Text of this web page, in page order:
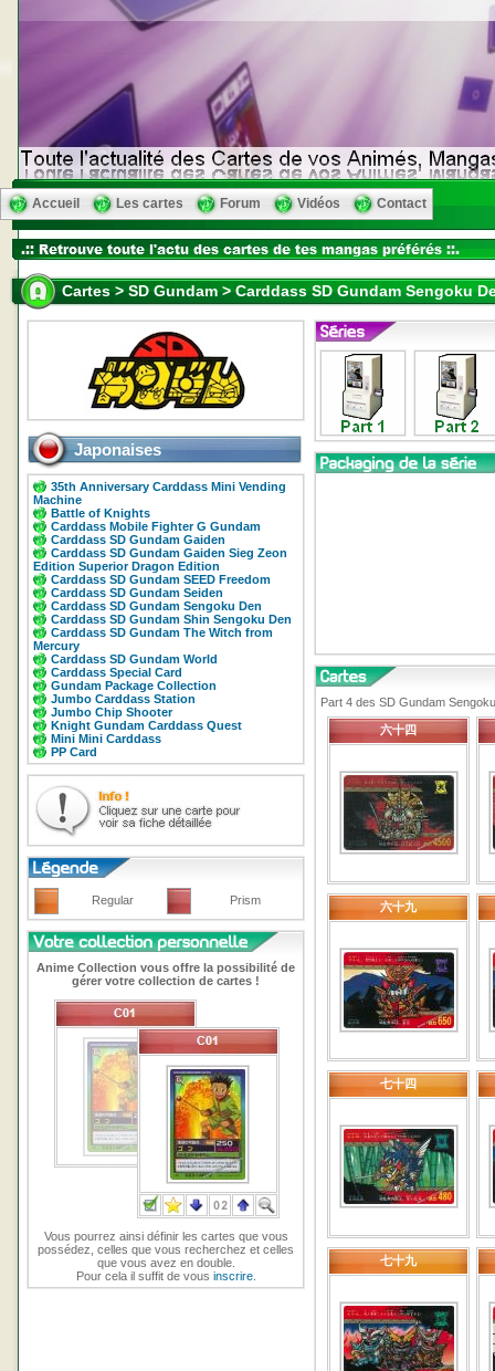
Accueil Les cartes Forum Vidéos Contact
Cartes > SD Gundam > Carddass SD Gundam Sengoku
Japonaises
35th Anniversary Carddass Mini Vending
Machine
Battle of Knights
Carddass Mobile Fighter G Gundam
Carddass SD Gundam Gaiden
Carddass SD Gundam Gaiden Sieg Zeon
Edition Superior Dragon Edition
Carddass SD Gundam SEED Freedom
Carddass SD Gundam Seiden
Carddass SD Gundam Sengoku Den
Carddass SD Gundam Shin Sengoku Den
Carddass SD Gundam The Witch from
Mercury
Carddass SD Gundam World
Carddass Special Card
Gundam Package Collection
Jumbo Carddass Station
Jumbo Chip Shooter
Knight Gundam Carddass Quest
Mini Mini Carddass
PP Card
Regular Prism
Anime Collection vous offre la possibilité de
gérer votre collection de cartes !
Vous pourrez ainsi définir les cartes que vous
possédez, celles que vous recherchez et celles
que vous avez en double.
Pour cela il suffit de vous inscrire.
Part 4 des SD Gundam
六十四
六十九
七十四
七十九